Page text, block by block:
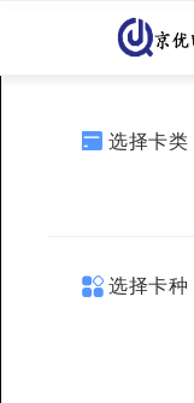
选择卡类
选择卡种